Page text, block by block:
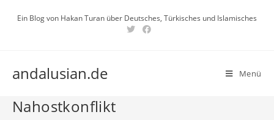
InhaltEin Blog von Hakan Turan über Deutsches, Türkisches und Islamisches
andalusian.de Menü
Nahostkonflikt